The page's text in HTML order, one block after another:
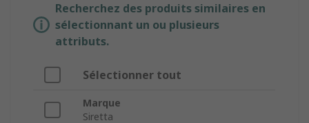
Recherchez des produits similaires en
sélectionnant un ou plusieurs
attributs.
Sélectionner tout
Marque
Siretta